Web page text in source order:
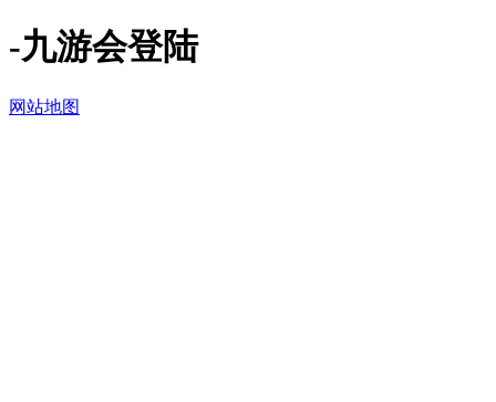
-九游会登陆
网站地图